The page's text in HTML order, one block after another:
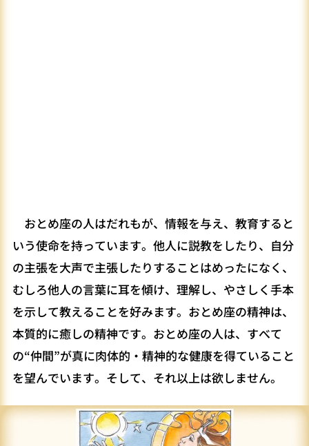
おとめ座の人はだれもが、情報を与え、教育すると
いう使命を持っています。他人に説教をしたり、自分
の主張を大声で主張したりすることはめったになく、
むしろ他人の言葉に耳を傾け、理解し、やさしく手本
を示して教えることを好みます。おとめ座の精神は、
本質的に癒しの精神です。おとめ座の人は、すべて
の“仲間”が真に肉体的・精神的な健康を得ていること
を望んでいます。そして、それ以上は欲しません。